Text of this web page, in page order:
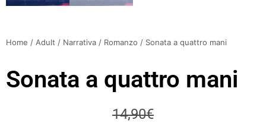
Home / Adult / Narrativa / Romanzo / Sonata a quattro mani
Sonata a quattro mani
14,90€